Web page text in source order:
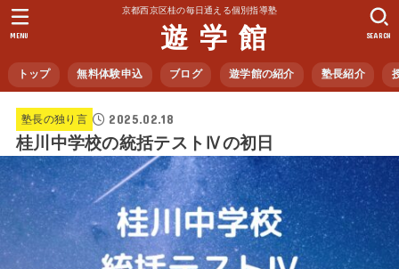
京都西京区桂の毎日通える個別指導塾
遊 学 館
トップ 無料体験申込 ブログ 遊学館の紹介 塾長紹介
SEARCH
MENU
塾長の独り言 2025.02.18
桂川中学校の統括テストⅣの初日